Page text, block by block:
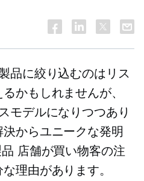
品に絞り込むのはリス
かもしれませんが、
モデルになりつつあり
からユニークな発明
店舗が買い物客の注
理由があります。